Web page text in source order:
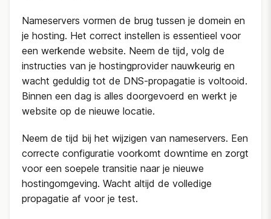
Nameservers vormen de brug tussen je domein en
je hosting. Het correct instellen is essentieel voor
een werkende website. Neem de tijd, volg de
instructies van je hostingprovider nauwkeurig en
wacht geduldig tot de DNS-propagatie is voltooid.
Binnen een dag is alles doorgevoerd en werkt je
website op de nieuwe locatie.
Neem de tijd bij het wijzigen van nameservers. Een
correcte configuratie voorkomt downtime en zorgt
voor een soepele transitie naar je nieuwe
hostingomgeving. Wacht altijd de volledige
propagatie af voor je test.